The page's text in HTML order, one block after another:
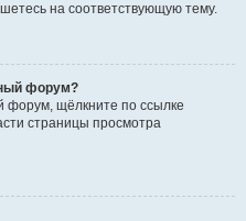
на соответствующую тему.
форум?
форум, щёлкните по ссылке
страницы просмотра